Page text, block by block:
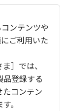
ンテンツや
ご利用いた
］では、
登録する
たコンテン
。